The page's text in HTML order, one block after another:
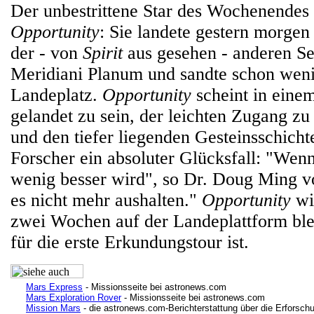
Der unbestrittene Star des
Opportunity: Sie landete gestern
der - von Spiritaus gesehen - anderen
Meridiani Planum und sandte schon
Landeplatz. Opportunity scheint in
gelandet zu sein, der leichten Zugang
und den tiefer liegenden
Forscher ein absoluter Glücksfall:
wenig besser wird", so Dr. Doug Ming
es nicht mehr aushalten." Opportunity
zwei Wochen auf der Landeplattform
für die erste Erkundungstour ist.
Mars Express - Missionsseite bei astronews.com
Mars Exploration Rover- Missionsseite bei astronews.com
Mission Mars - die astronews.com-Berichterstattung über die